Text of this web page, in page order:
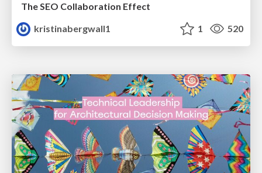
The SEO Collaboration Effect
kristinabergwall1
1 520